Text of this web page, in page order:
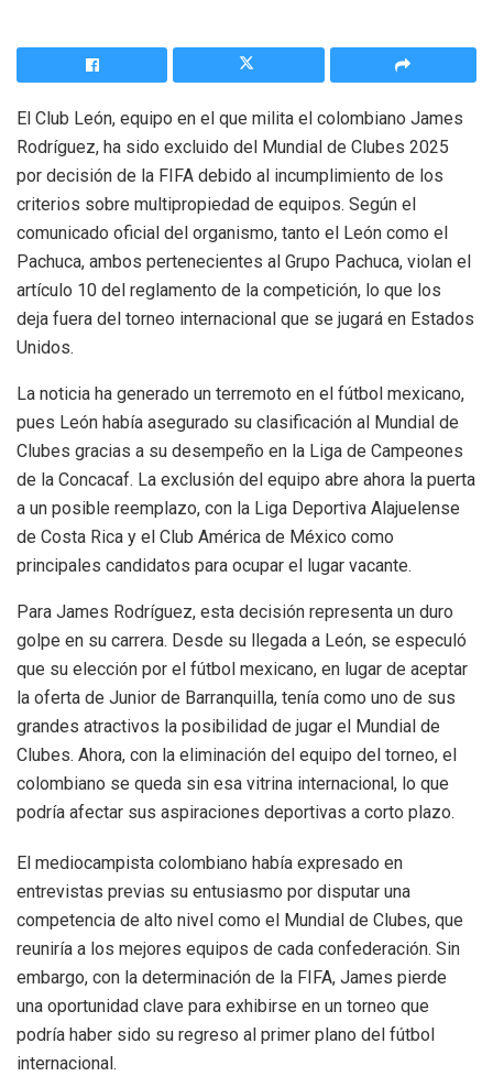
El Club León, equipo en el que milita el colombiano James
Rodríguez, ha sido excluido del Mundial de Clubes 2025
por decisión de la FIFA debido al incumplimiento de los
criterios sobre multipropiedad de equipos. Según el
comunicado oficial del organismo, tanto el León como el
Pachuca, ambos pertenecientes al Grupo Pachuca, violan el
artículo 10 del reglamento de la competición, lo que los
deja fuera del torneo internacional que se jugará en Estados
Unidos.
La noticia ha generado un terremoto en el fútbol mexicano,
pues León había asegurado su clasificación al Mundial de
Clubes gracias a su desempeño en la Liga de Campeones
de la Concacaf. La exclusión del equipo abre ahora la puerta
a un posible reemplazo, con la Liga Deportiva Alajuelense
de Costa Rica y el Club América de México como
principales candidatos para ocupar el lugar vacante.
Para James Rodríguez, esta decisión representa un duro
golpe en su carrera. Desde su llegada a León, se especuló
que su elección por el fútbol mexicano, en lugar de aceptar
la oferta de Junior de Barranquilla, tenía como uno de sus
grandes atractivos la posibilidad de jugar el Mundial de
Clubes. Ahora, con la eliminación del equipo del torneo, el
colombiano se queda sin esa vitrina internacional, lo que
podría afectar sus aspiraciones deportivas a corto plazo.
El mediocampista colombiano había expresado en
entrevistas previas su entusiasmo por disputar una
competencia de alto nivel como el Mundial de Clubes, que
reuniría a los mejores equipos de cada confederación. Sin
embargo, con la determinación de la FIFA, James pierde
una oportunidad clave para exhibirse en un torneo que
podría haber sido su regreso al primer plano del fútbol
internacional.